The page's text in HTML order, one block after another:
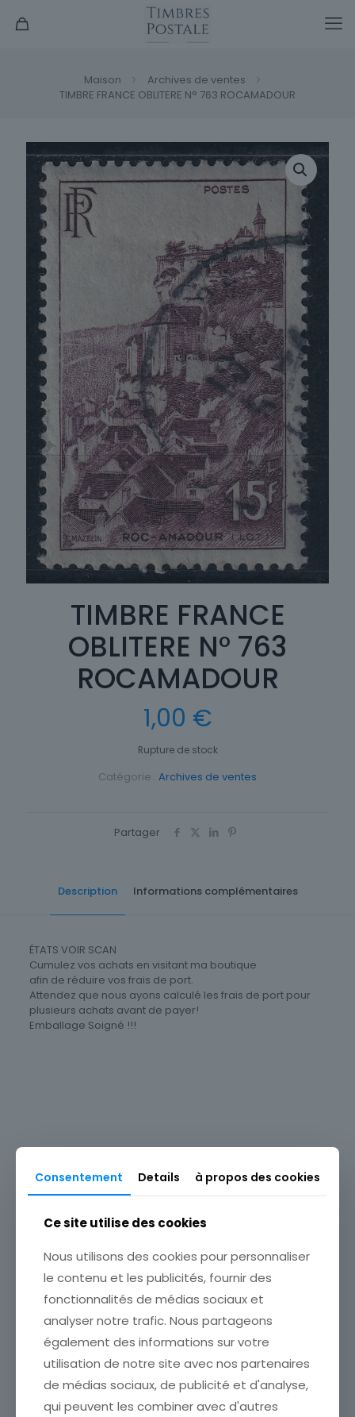
Maison
Archives de ventes
TIMBRE FRANCE OBLITERE N° 763 ROCAMADOUR
TIMBRE FRANCE
OBLITERE N° 763
ROCAMADOUR
1,00 €
Rupture de stock
Catégorie : Archives de ventes
Partager
Description Informations complémentaires
ÉTATS VOIR SCAN
Cumulez vos achats en visitant ma boutique
afin de réduire vos frais de port.
Attendez que nous ayons calculé les frais de port pour
plusieurs achats avant de payer!
Emballage Soigné !!!
Timbres
Marque postale
Oblitéré
Pays
Pays de fabrication
Thème
Architecture
Produits similaires
Out of
stock
PREMIER JOUR 18/05/1963
LOUIS LE GRAND A PARIS
ETAT VOIR SCAN Cumulez
vos achats en visitant ma
boutique afin de réduire
vos frais de port. Attendez
que nous ayons calculé les
frais de port[…]
Consentement Details à propos des cookies
Ce site utilise des cookies
Nous utilisons des cookies pour personnaliser
le contenu et les publicités, fournir des
fonctionnalités de médias sociaux et
analyser notre trafic. Nous partageons
également des informations sur votre
utilisation de notre site avec nos partenaires
de médias sociaux, de publicité et d'analyse,
qui peuvent les combiner avec d'autres